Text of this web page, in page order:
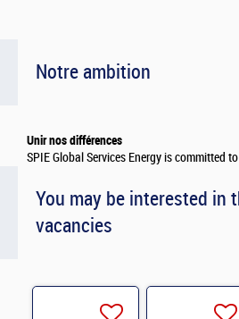
Notre ambition
Unir nos différences
SPIE Global Services Energy is committed
You may be interested in
vacancies